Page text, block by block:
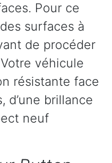
Pour ce
surfaces à
de procéder
véhicule
résistante face
d’une brillance
neuf